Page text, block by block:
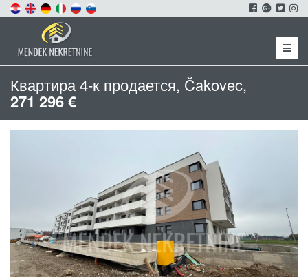
Menu
Квартира 4-к продается, Čakovec,
271 296 €